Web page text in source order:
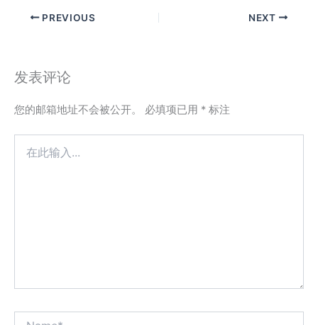
PREVIOUS NEXT
发表评论
您的邮箱地址不会被公开。 必填项已用 * 标注